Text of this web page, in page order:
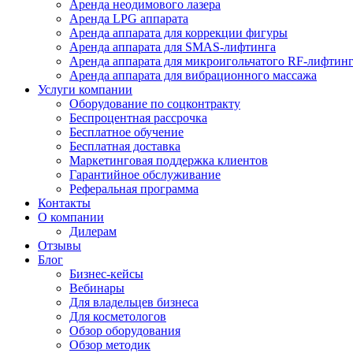
Аренда неодимового лазера
Аренда LPG аппарата
Аренда аппарата для коррекции фигуры
Аренда аппарата для SMAS-лифтинга
Аренда аппарата для микроигольчатого RF-
Аренда аппарата для вибрационного массажа
Услуги компании
Оборудование по соцконтракту
Беспроцентная рассрочка
Бесплатное обучение
Бесплатная доставка
Маркетинговая поддержка клиентов
Гарантийное обслуживание
Реферальная программа
Контакты
О компании
Дилерам
Отзывы
Блог
Бизнес-кейсы
Вебинары
Для владельцев бизнеса
Для косметологов
Обзор оборудования
Обзор методик